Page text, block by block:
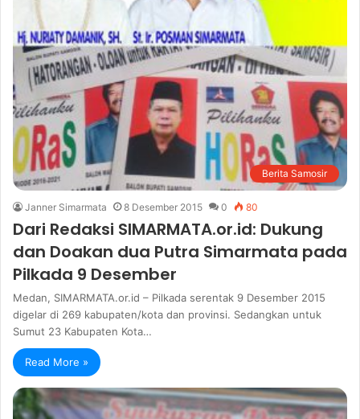
Berita Samosir
Janner Simarmata 8 Desember 2015 0 80
Dari Redaksi SIMARMATA.or.id: Dukung
dan Doakan dua Putra Simarmata pada
Pilkada 9 Desember
Medan, SIMARMATA.or.id – Pilkada serentak 9 Desember 2015
digelar di 269 kabupaten/kota dan provinsi. Sedangkan untuk
Sumut 23 Kabupaten Kota…
Read More »